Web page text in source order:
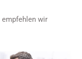
empfehlen wir